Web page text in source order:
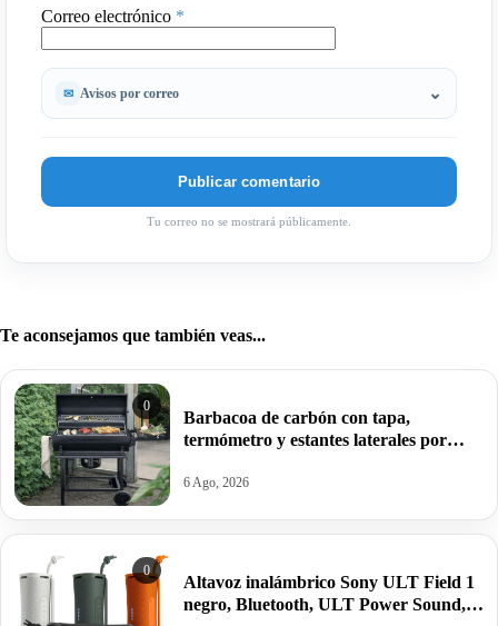
Correo electrónico *
Avisos por correo
Tu correo no se mostrará públicamente.
Te aconsejamos que también veas...
0
Barbacoa de carbón con tapa,
termómetro y estantes laterales por
6 Ago, 2026
0
Altavoz inalámbrico Sony ULT Field 1
negro, Bluetooth, ULT Power Sound,